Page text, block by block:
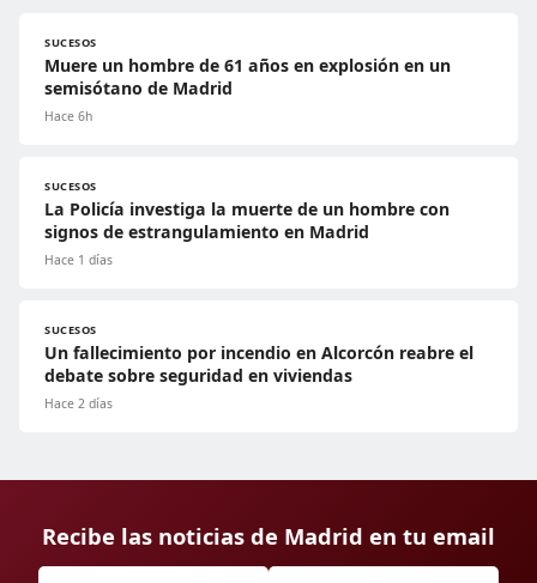
SUCESOS
Muere un hombre de 61 años en explosión en un
semisótano de Madrid
Hace 6h
SUCESOS
La Policía investiga la muerte de un hombre con
signos de estrangulamiento en Madrid
Hace 1 días
SUCESOS
Un fallecimiento por incendio en Alcorcón reabre el
debate sobre seguridad en viviendas
Hace 2 días
Recibe las noticias de Madrid en tu email